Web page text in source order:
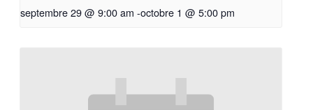
septembre 29 @ 9:00 am -octobre 1 @ 5:00 pm